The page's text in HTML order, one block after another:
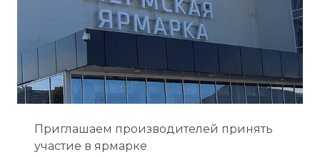
Приглашаем производителей принять
участие в ярмарке